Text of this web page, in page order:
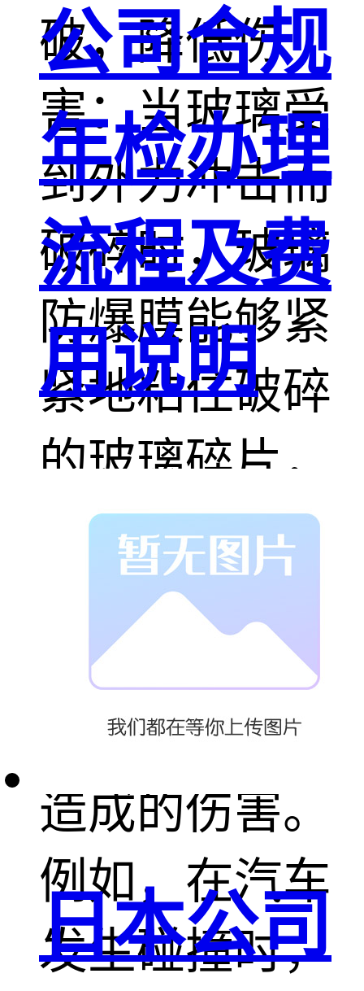
破，降低伤
害：当玻璃受
到外力冲击而
破碎时，玻璃
防爆膜能够紧
紧地粘住破碎
的玻璃碎片，
防止其四处飞
溅，从而有效
降低玻璃破碎
对人员和物品
造成的伤害。
例如，在汽车
发生碰撞时，
公司合规
年检办理
流程及费
用说明
日本公司